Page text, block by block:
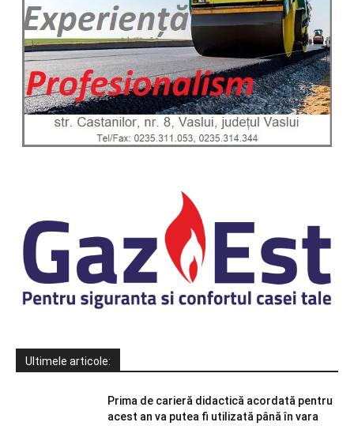
Ultimele articole:
Prima de carieră didactică acordată pentru
acest an va putea fi utilizată până în vara